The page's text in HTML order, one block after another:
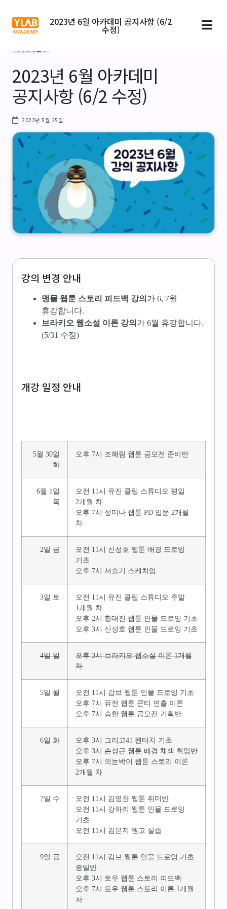
2023년 6월 아카데미 공지사항 (6/2
수정)
아카데미 소식
2023년 6월 아카데미
공지사항 (6/2 수정)
2023년 5월 25일
강의 변경 안내
맹물 웹툰 스토리 피드백 강의 가 6, 7월
휴강합니다.
브라키오 웹소설 이론 강의 가 6월 휴강합니다.
(5/31 수정)
개강 일정 안내
5월 30일
화
오후 7시 조혜림 웹툰 공모전 준비반
6월 1일
목
오전 11시 유진 클립 스튜디오 평일
2개월 차
오후 7시 성미나 웹툰 PD 입문 2개월
차
2일 금
오전 11시 신성호 웹툰 배경 드로잉
기초
오후 7시 서슬기 스케치업
3일 토
오전 11시 유진 클립 스튜디오 주말
1개월 차
오후 2시 황대진 웹툰 인물 드로잉 기초
오후 3시 신성호 웹툰 인물 드로잉 기초
4일 일
오후 3시 브라키오 웹소설 이론 1개월
차
5일 월
오전 11시 감브 웹툰 인물 드로잉 기초
오후 7시 퓨전 웹툰 콘티 연출 이론
오후 7시 승한 웹툰 공모전 기획반
6일 화
오후 3시 그리고41 펜터치 기초
오후 3시 손성근 웹툰 배경 채색 취업반
오후 7시 외눈박이 웹툰 스토리 이론
2개월 차
7일 수
오전 11시 김영찬 웹툰 취미반
오전 11시 강하리 웹툰 인물 드로잉
기초
오전 11시 김은지 원고 실습
9일 금
오전 11시 감브 웹툰 인물 드로잉 기초
종일반
오후 3시 토우 웹툰 스토리 피드백
오후 7시 토우 웹툰 스토리 이론 1개월
차